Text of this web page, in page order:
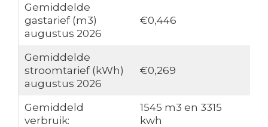
Gemiddelde
gastarief (m3)
augustus 2026
€0,446
Gemiddelde
stroomtarief (kWh)
augustus 2026
€0,269
Gemiddeld
verbruik:
1545 m3 en 3315
kwh